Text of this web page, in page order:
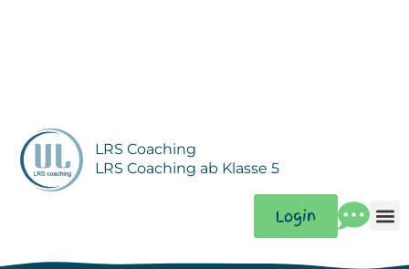
LRS Coaching
LRS Coaching ab Klasse 5
Login